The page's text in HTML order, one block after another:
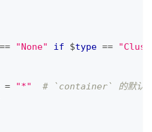
== "None" if $type ==
= "*"
# `container` 的默认